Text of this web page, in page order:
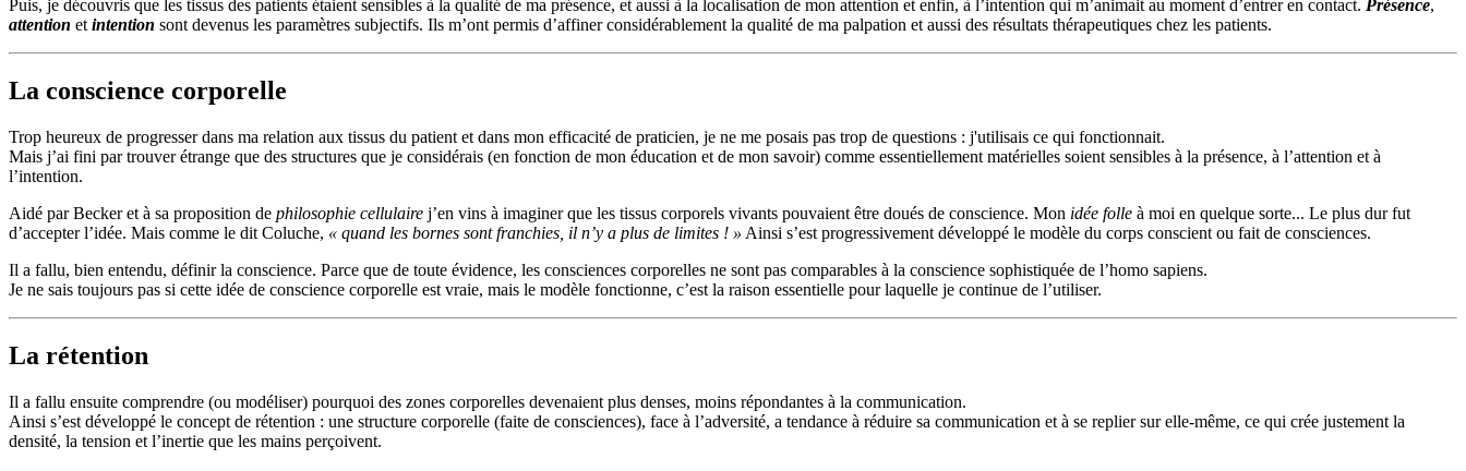
Puis, je découvris que les tissus des patients étaient sensibles à la qualité de ma présence, et aussi à la localisation de mon attention et enfin, à l’intention qui m’animait au moment d’entrer en contact. Présence,
attention et intention sont devenus les paramètres subjectifs. Ils m’ont permis d’affiner considérablement la qualité de ma palpation et aussi des résultats thérapeutiques chez les patients.
La conscience corporelle
Trop heureux de progresser dans ma relation aux tissus du patient et dans mon efficacité de praticien, je ne me posais pas trop de questions : j'utilisais ce qui fonctionnait.
Mais j’ai fini par trouver étrange que des structures que je considérais (en fonction de mon éducation et de mon savoir) comme essentiellement matérielles soient sensibles à la présence, à l’attention et à
l’intention.
Aidé par Becker et à sa proposition de philosophie cellulaire j’en vins à imaginer que les tissus corporels vivants pouvaient être doués de conscience. Mon idée folle à moi en quelque sorte... Le plus dur fut
d’accepter l’idée. Mais comme le dit Coluche, « quand les bornes sont franchies, il n’y a plus de limites ! » Ainsi s’est progressivement développé le modèle du corps conscient ou fait de consciences.
Il a fallu, bien entendu, définir la conscience. Parce que de toute évidence, les consciences corporelles ne sont pas comparables à la conscience sophistiquée de l’homo sapiens.
Je ne sais toujours pas si cette idée de conscience corporelle est vraie, mais le modèle fonctionne, c’est la raison essentielle pour laquelle je continue de l’utiliser.
La rétention
Il a fallu ensuite comprendre (ou modéliser) pourquoi des zones corporelles devenaient plus denses, moins répondantes à la communication.
Ainsi s’est développé le concept de rétention : une structure corporelle (faite de consciences), face à l’adversité, a tendance à réduire sa communication et à se replier sur elle-même, ce qui crée justement la
densité, la tension et l’inertie que les mains perçoivent.